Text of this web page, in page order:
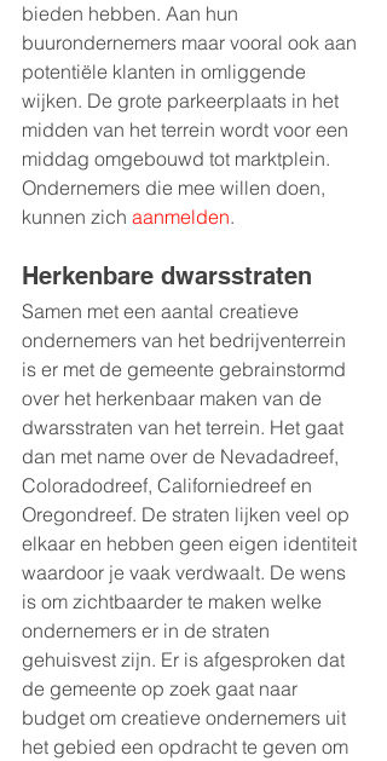
bieden hebben. Aan hun
buurondernemers maar vooral ook aan
potentiële klanten in omliggende
wijken. De grote parkeerplaats in het
midden van het terrein wordt voor een
middag omgebouwd tot marktplein.
Ondernemers die mee willen doen,
kunnen zich aanmelden.
Herkenbare dwarsstraten
Samen met een aantal creatieve
ondernemers van het bedrijventerrein
is er met de gemeente gebrainstormd
over het herkenbaar maken van de
dwarsstraten van het terrein. Het gaat
dan met name over de Nevadadreef,
Coloradodreef, Californiedreef en
Oregondreef. De straten lijken veel op
elkaar en hebben geen eigen identiteit
waardoor je vaak verdwaalt. De wens
is om zichtbaarder te maken welke
ondernemers er in de straten
gehuisvest zijn. Er is afgesproken dat
de gemeente op zoek gaat naar
budget om creatieve ondernemers uit
het gebied een opdracht te geven om